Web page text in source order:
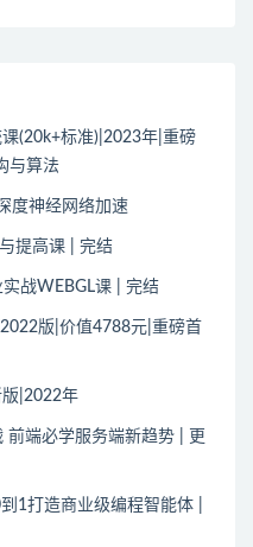
(20k+标准)|2023年|重磅
与算法
度神经网络加速
提高课 | 完结
实战WEBGL课 | 完结
版|价值4788元|重磅首
|2022年
前端必学服务端新趋势 | 更
1打造商业级编程智能体 |